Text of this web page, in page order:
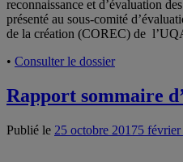
reconnaissance et d’évaluation
présenté au sous-comité
de la création (COREC) de
• Consulter le dossier
Rapport sommaire
Publié le 25 octobre 20175